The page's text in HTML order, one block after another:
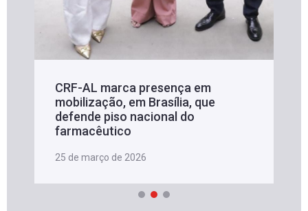
CRF-AL marca presença em
mobilização, em Brasília, que
defende piso nacional do
farmacêutico
25 de março de 2026